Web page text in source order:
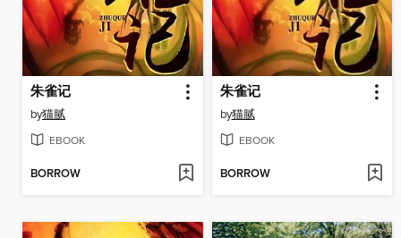
朱雀记
by猫腻
EBOOK
BORROW
朱雀记
by猫腻
EBOOK
BORROW